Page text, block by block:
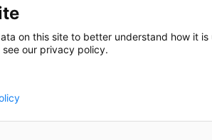
on this site to better understand how it
see our privacy policy.